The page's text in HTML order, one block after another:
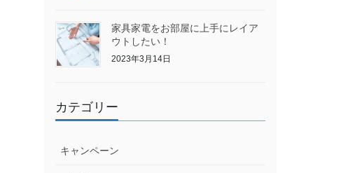
家具家電をお部屋に上手にレイア
ウトしたい！
2023年3月14日
カテゴリー
キャンペーン